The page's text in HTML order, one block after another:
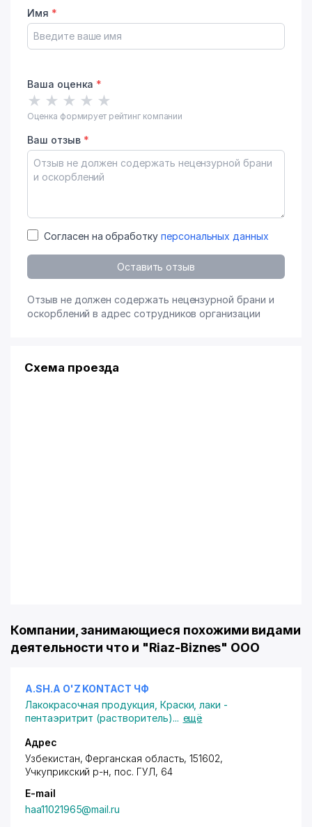
Имя *
Ваша оценка *
★ ★ ★ ★ ★
Оценка формирует рейтинг компании
Ваш отзыв *
Согласен на обработку персональных данных
Оставить отзыв
Отзыв не должен содержать нецензурной брани и
оскорблений в адрес сотрудников организации
Схема проезда
Компании, занимающиеся похожими видами
деятельности что и "Riaz-Biznes" ООО
A.SH.A O'Z KONTACT ЧФ
Лакокрасочная продукция Краски, лаки -
пентаэритрит (растворитель)... ещё
Адрес
Узбекистан, Ферганская область, 151602,
Учкуприкский р-н, пос. ГУЛ, 64
E-mail
haa11021965@mail.ru